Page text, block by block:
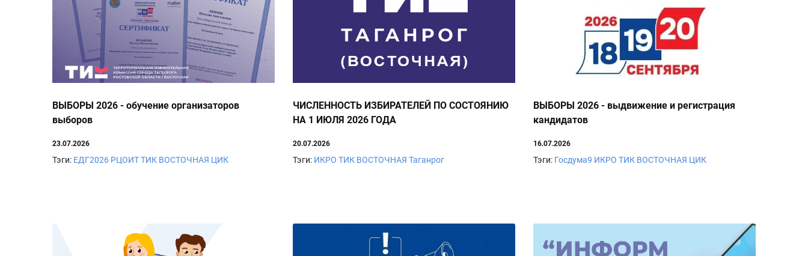
ВЫБОРЫ 2026 - обучение организаторов
выборов
23.07.2026
Тэги: ЕДГ2026 РЦОИТТИК ВОСТОЧНАЯ ЦИК
ЧИСЛЕННОСТЬ ИЗБИРАТЕЛЕЙ ПО СОСТОЯНИЮ
НА 1 ИЮЛЯ 2026 ГОДА
20.07.2026
Тэги: ИКРО ТИК ВОСТОЧНАЯ Таганрог
ВЫБОРЫ 2026 - выдвижение и регистрация
кандидатов
16.07.2026
Тэги: Госдума9 ИКРО ТИК ВОСТОЧНАЯ ЦИК